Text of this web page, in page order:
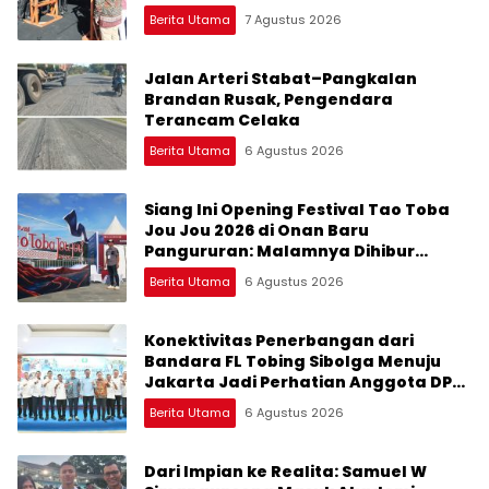
Pertumbuhan Ekonomi Baru
Berita Utama 7 Agustus 2026
Jalan Arteri Stabat–Pangkalan
Brandan Rusak, Pengendara
Terancam Celaka
Berita Utama 6 Agustus 2026
Siang Ini Opening Festival Tao Toba
Jou Jou 2026 di Onan Baru
Pangururan: Malamnya Dihibur
Marsada Band
Berita Utama 6 Agustus 2026
Konektivitas Penerbangan dari
Bandara FL Tobing Sibolga Menuju
Jakarta Jadi Perhatian Anggota DPR
RI Muhammad Lokot Nasution
Berita Utama 6 Agustus 2026
Dari Impian ke Realita: Samuel W